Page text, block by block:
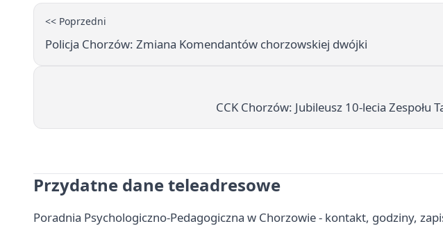
<< Poprzedni
Policja Chorzów: Zmiana Komendantów chorzowskiej dwójki
CCK Chorzów: Jubileusz 10-lecia Zespołu
Przydatne dane teleadresowe
Poradnia Psychologiczno-Pedagogiczna w Chorzowie - kontakt, godziny,